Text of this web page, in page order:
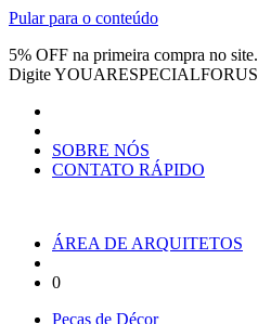
Pular para o conteúdo
5% OFF na primeira compra no site.
DigiteYOUARESPECIALFORUS
SOBRE NÓS
CONTATO RÁPIDO
ÁREA DE ARQUITETOS
0
Peças de Décor